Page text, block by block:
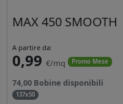
MAX 450 SMOOTH
A partire da:
0,99 €/mq Promo Mese
74,00 Bobine disponibili
137x50